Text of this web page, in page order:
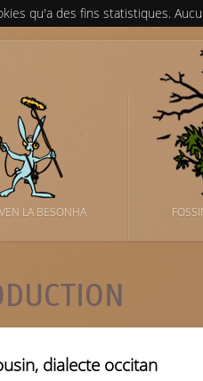
qu'a des fins statistiques.
LA BESONHA
dialecte occitan